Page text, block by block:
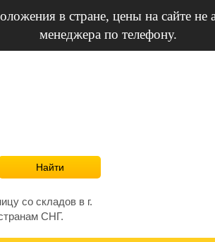
в стране, цены на сайте
менеджера по телефону.
со складов в г.
СНГ.